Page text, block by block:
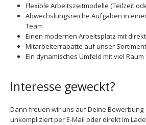
Flexible Arbeitszeitmodelle (Teilzeit
Abwechslungsreiche Aufgaben in
Team
Einen modernen Arbeitsplatz mit
Mitarbeiterrabatte auf unser Sortiment
Ein dynamisches Umfeld mit viel
Interesse geweckt?
Dann freuen wir uns auf Deine Bewerbung
unkompliziert per E-Mail oder direkt im